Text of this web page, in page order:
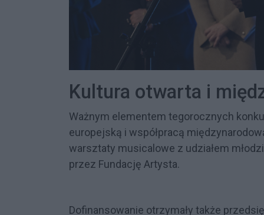
Kultura otwarta i
Ważnym elementem tegorocznych
europejską i współpracą
warsztaty musicalowe z udziałem
przez Fundację Artysta.
Dofinansowanie otrzymały także